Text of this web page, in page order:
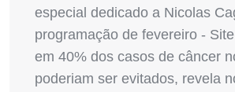
especial dedicado a Nicolas
programação de fevereiro -
em 40% dos casos de câncer
poderiam ser evitados, revela